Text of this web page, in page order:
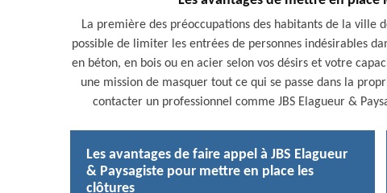
La première des préoccupations des habitants de la
possible de limiter les entrées de personnes indésirables
en béton, en bois ou en acier selon vos désirs et votre
une mission de masquer tout ce qui se passe dans la
contacter un professionnel comme JBS Elagueur &
Les avantages de faire appel à JBS Elagueur
& Paysagiste pour mettre en place les
clôtures